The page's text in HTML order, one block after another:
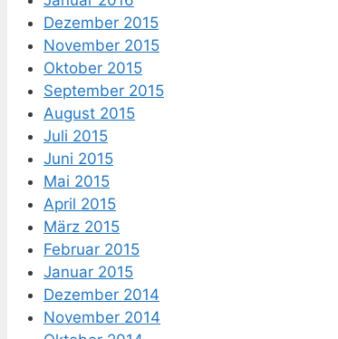
Dezember 2015
November 2015
Oktober 2015
September 2015
August 2015
Juli 2015
Juni 2015
Mai 2015
April 2015
März 2015
Februar 2015
Januar 2015
Dezember 2014
November 2014